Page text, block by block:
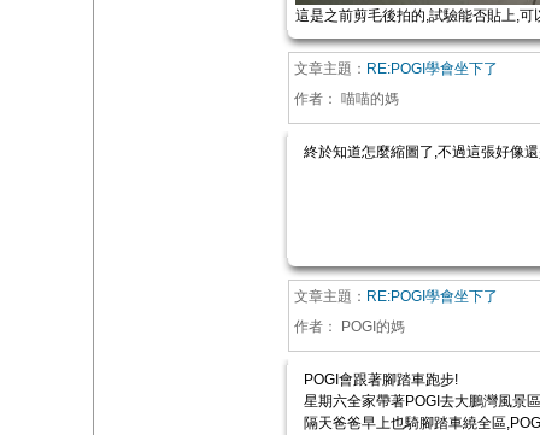
這是之前剪毛後拍的,試驗能否貼上,可
文章主題： RE:POGI學會坐下了
作者： 喵喵的媽
終於知道怎麼縮圖了,不過這張好像
文章主題： RE:POGI學會坐下了
作者：
POGI的媽
POGI會跟著腳踏車跑步!
星期六全家帶著POGI去大鵬灣風景
隔天爸爸早上也騎腳踏車繞全區